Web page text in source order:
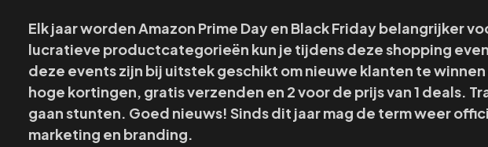
Elk jaar worden Amazon Prime Day en Black Friday
lucratieve productcategorieën kun je tijdens deze shopping
deze events zijn bij uitstek geschikt om nieuwe klanten te
hoge kortingen, gratis verzenden en 2 voor de prijs van 1
gaan stunten. Goed nieuws! Sinds dit jaar mag de term weer
marketing en branding.